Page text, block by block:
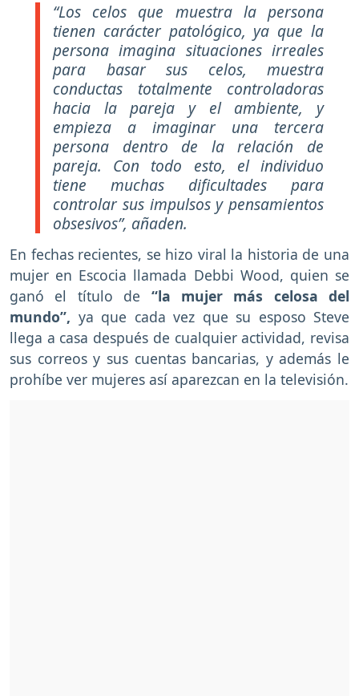
“Los celos que muestra la persona
tienen carácter patológico, ya que la
persona imagina situaciones irreales
para basar sus celos, muestra
conductas totalmente controladoras
hacia la pareja y el ambiente, y
empieza a imaginar una tercera
persona dentro de la relación de
pareja. Con todo esto, el individuo
tiene muchas dificultades para
controlar sus impulsos y pensamientos
obsesivos”, añaden.
En fechas recientes, se hizo viral la historia de una
mujer en Escocia llamada Debbi Wood, quien se
ganó el título de “la mujer más celosa del
mundo”, ya que cada vez que su esposo Steve
llega a casa después de cualquier actividad, revisa
sus correos y sus cuentas bancarias, y además le
prohíbe ver mujeres así aparezcan en la televisión.